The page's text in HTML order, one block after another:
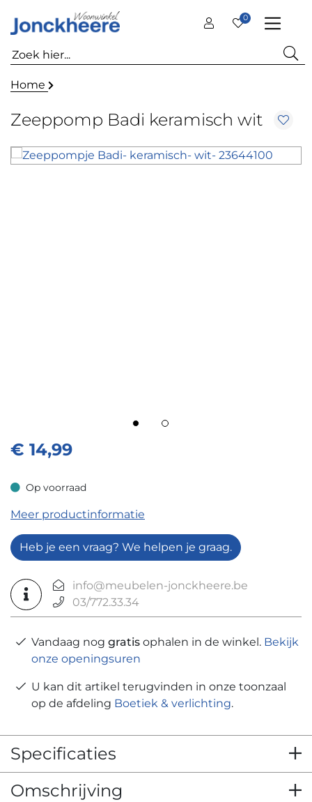
0
Home
Zeeppomp Badi keramisch wit
€ 14,99
Op voorraad
Op voorraad
Meer productinformatie
Heb je een vraag? We helpen je graag.
info@meubelen-jonckheere.be
03/772.33.34
Vandaag nog gratis ophalen in de winkel. Bekijk
onze openingsuren
U kan dit artikel terugvinden in onze toonzaal
op de afdeling Boetiek & verlichting.
Specificaties
Omschrijving